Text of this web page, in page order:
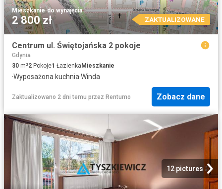
Mieszkanie·do wynajęcia
2 800 zł ZAKTUALIZOWANE
Centrum ul. Świętojańska 2 pokoje
Gdynia
30 m²2 Pokoje1 Łazienka Mieszkanie
·Wyposażona kuchnia·Winda
Zaktualizowano 2 dni temu przez Rentumo Zobacz dane
12 pictures